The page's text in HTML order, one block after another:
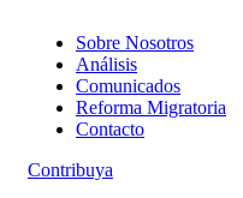
Sobre Nosotros
Análisis
Comunicados
Reforma Migratoria
Contacto
Contribuya